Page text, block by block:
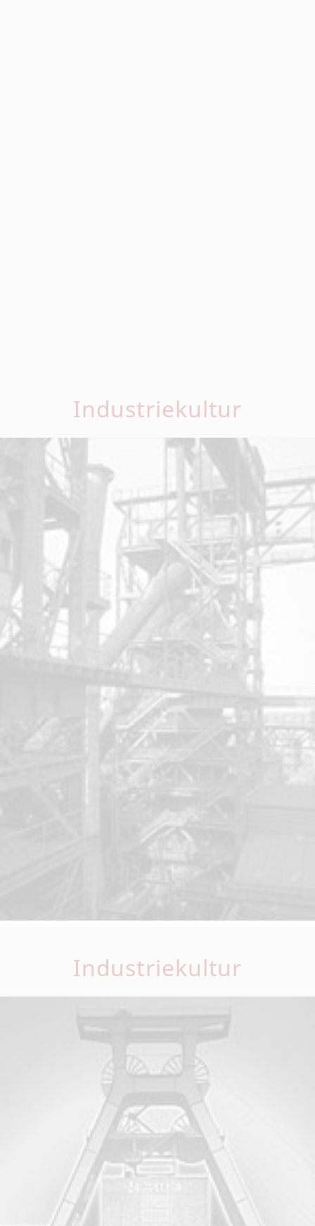
Industriekultur
Industriekultur